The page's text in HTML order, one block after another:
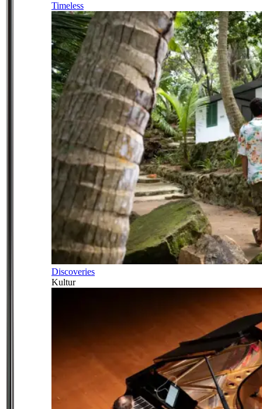
Timeless
Discoveries
Kultur